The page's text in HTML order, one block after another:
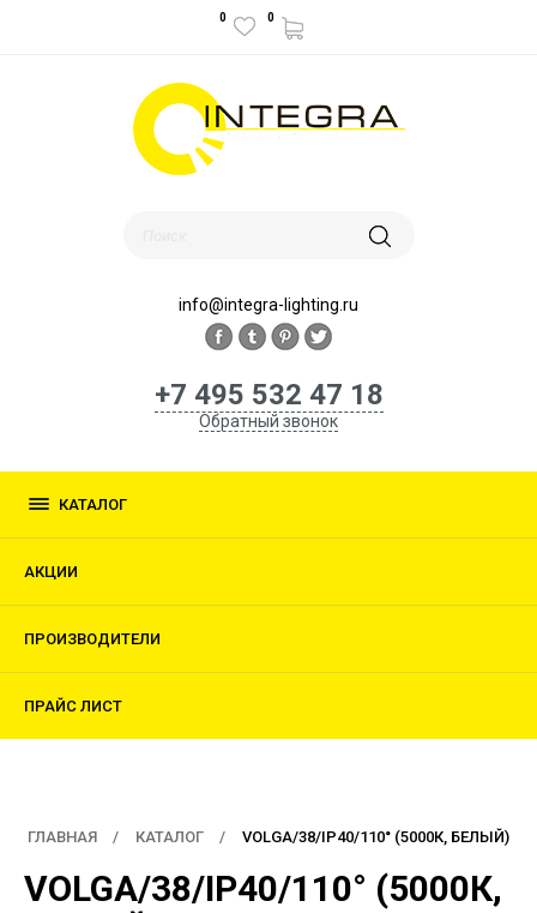
0 0
info@integra-lighting.ru
+7 495 532 47 18
Обратный звонок
КАТАЛОГ
АКЦИИ
ПРОИЗВОДИТЕЛИ
ПРАЙС ЛИСТ
ГЛАВНАЯ КАТАЛОГ VOLGA/38/IP40/110° (5000К, БЕЛЫЙ)
VOLGA/38/IP40/110° (5000К,